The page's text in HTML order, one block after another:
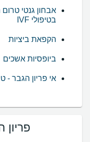
בטיפולי IVF
הקפאת ביציות
ביופסיות אשכים
אי פריון הגבר -